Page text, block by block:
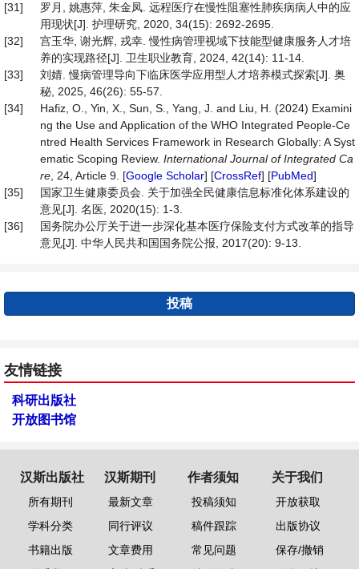
[31]
罗月, 姚惠萍, 朱金凤. 远程医疗在慢性阻塞性肺疾病病人中的应
用现状[J]. 护理研究, 2020, 34(15): 2692-2695.
[32]
宫玉华, 谢光辉, 戎幸. 慢性病管理视域下技能型健康服务人才培
养的实现路径[J]. 卫生职业教育, 2024, 42(14): 11-14.
[33]
刘婧. 慢病管理导向下临床医学应用型人才培养模式探索[J]. 奥
秘, 2025, 46(26): 55-57.
[34]
Hafiz, O., Yin, X., Sun, S., Yang, J. and Liu, H. (2024) Examini
ng the Use and Application of the WHO Integrated People-Ce
ntred Health Services Framework in Research Globally: A Syst
ematic Scoping Review. International Journal of Integrated Ca
re , 24, Article 9. [Google Scholar] [CrossRef] [PubMed]
[35]
国家卫生健康委员会. 关于加强全民健康信息标准化体系建设的
意见[J]. 名医, 2020(15): 1-3.
[36]
国务院办公厅关于进一步深化基本医疗保险支付方式改革的指导
意见[J]. 中华人民共和国国务院公报, 2017(20): 9-13.
投稿
友情链接
科研出版社
开放图书馆
汉斯出版社
所有期刊
学科分类
书籍出版
汉斯期刊
最新文章
同行评议
文章费用
作者须知
投稿须知
稿件跟踪
常见问题
关于我们
开放获取
出版协议
保存/撤销